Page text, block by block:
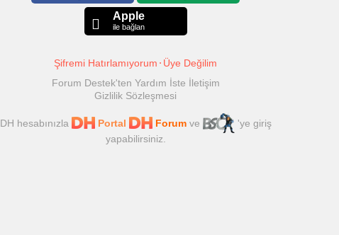
Apple
ile bağlan
Şifremi Hatırlamıyorum
Üye Değilim
Forum Destek'ten Yardım İste İletişim
Gizlilik Sözleşmesi
DH hesabınızla Portal Forumve
'ye giriş
yapabilirsiniz.